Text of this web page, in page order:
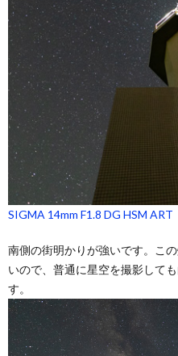
SIGMA 14mm F1.8 DG HSM ART
南側の街明かりが強いです。こ
いので、普通に星空を撮影して
す。